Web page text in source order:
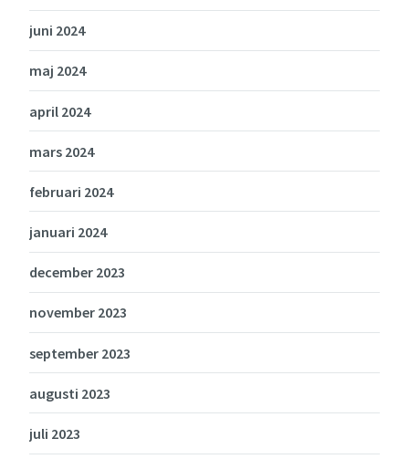
juni 2024
maj 2024
april 2024
mars 2024
februari 2024
januari 2024
december 2023
november 2023
september 2023
augusti 2023
juli 2023